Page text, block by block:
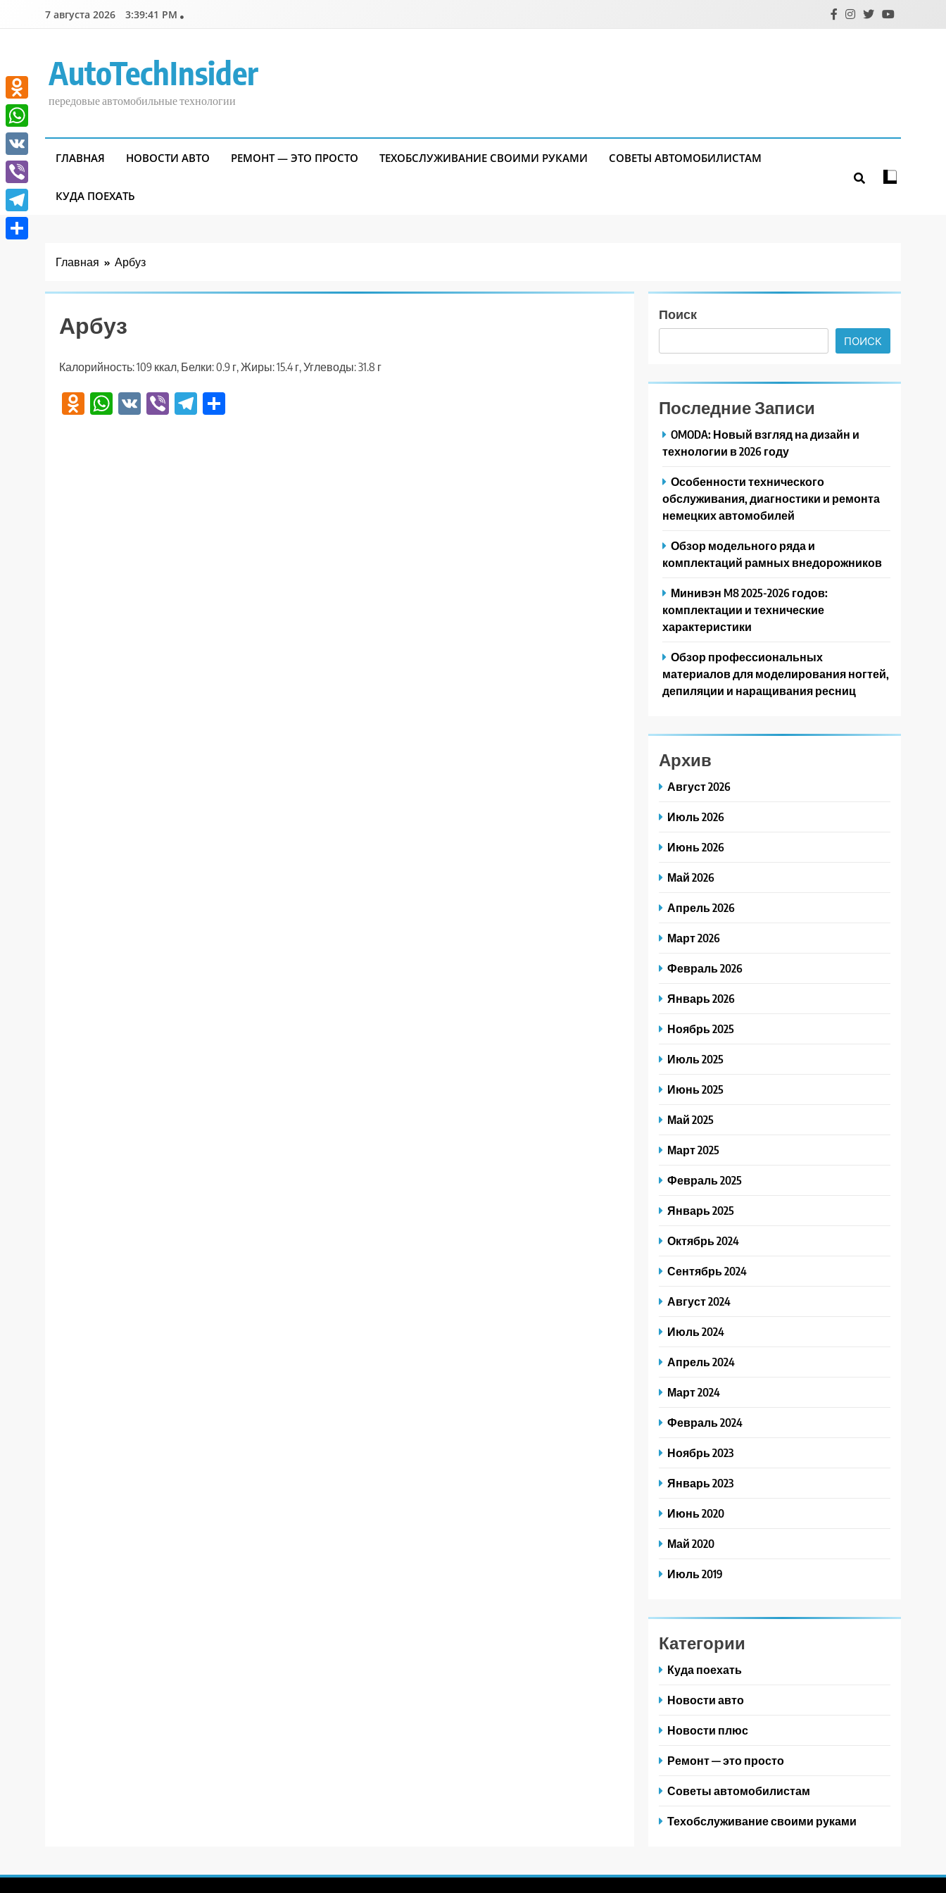
7 августа 2026 3:39:41 PM
AutoTechInsider
передовые автомобильные технологии
ГЛАВНАЯ НОВОСТИ АВТО РЕМОНТ — ЭТО ПРОСТО ТЕХОБСЛУЖИВАНИЕ СВОИМИ РУКАМИ СОВЕТЫ АВТОМОБИЛИСТАМ
КУДА ПОЕХАТЬ
Главная Арбуз
Арбуз
Калорийность: 109 ккал, Белки: 0.9 г, Жиры: 15.4 г, Углеводы: 31.8 г
Odnoklassniki
WhatsApp
VK ViberTelegram
Поиск
ПОИСК
Последние Записи
OMODA: Новый взгляд на дизайн и
технологии в 2026 году
Особенности технического
обслуживания, диагностики и ремонта
немецких автомобилей
Обзор модельного ряда и
комплектаций рамных внедорожников
Минивэн M8 2025-2026 годов:
комплектации и технические
характеристики
Обзор профессиональных
материалов для моделирования ногтей,
депиляции и наращивания ресниц
Архив
Август 2026
Июль 2026
Июнь 2026
Май 2026
Апрель 2026
Март 2026
Февраль 2026
Январь 2026
Ноябрь 2025
Июль 2025
Июнь 2025
Май 2025
Март 2025
Февраль 2025
Январь 2025
Октябрь 2024
Сентябрь 2024
Август 2024
Июль 2024
Апрель 2024
Март 2024
Февраль 2024
Ноябрь 2023
Январь 2023
Июнь 2020
Май 2020
Июль 2019
Категории
Куда поехать
Новости авто
Новости плюс
Ремонт — это просто
Советы автомобилистам
Техобслуживание своими руками
Odnoklassniki
WhatsApp
VK
Viber
Telegram